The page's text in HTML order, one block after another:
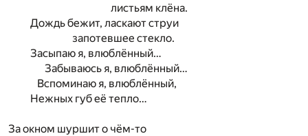
листьям клёна.
Дождь бежит, ласкают струи
запотевшее стекло.
Засыпаю я, влюблённый…
Забываюсь я, влюблённый…
Вспоминаю я, влюблённый,
Нежных губ её тепло…
За окном шуршит о чём-то